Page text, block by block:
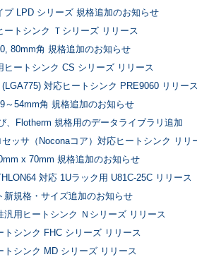
プ LPD シリーズ 規格追加のお知らせ
ートシンク Ｔシリーズ リリース
80mm角 規格追加のお知らせ
ヒートシンク CS シリーズ リリース
(LGA775) 対応ヒートシンク PRE9060 リリー
54mm角 規格追加のお知らせ
、Flotherm 規格用のデータライブラリ追加
セッサ（Noconaコア）対応ヒートシンク リリ
x 70mm 規格追加のお知らせ
対応 1Uラック用 U81C-25C リリース
新規格・サイズ追加のお知らせ
汎用ヒートシンク Ｎシリーズ リリース
トシンク FHC シリーズ リリース
トシンク MD シリーズ リリース